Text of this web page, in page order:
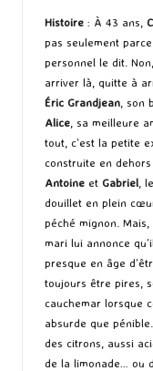
Histoire : À 43 ans,
pas seulement
personnel le dit.
arriver là, quitte à
Éric Grandjean, son
Alice, sa meilleure
tout, c’est la petite
construite en
Antoine et Gabriel,
douillet en plein
péché mignon.
mari lui annonce
presque en âge
toujours être pires,
cauchemar lorsque
absurde que
des citrons, aussi
de la limonade… ou